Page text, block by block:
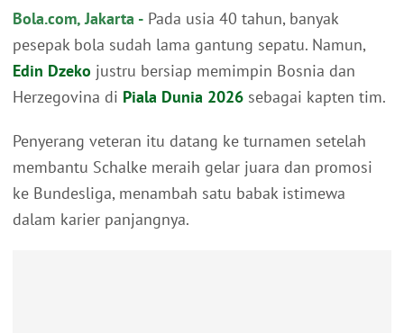
Bola.com, Jakarta - Pada usia 40 tahun, banyak
pesepak bola sudah lama gantung sepatu. Namun,
Edin Dzeko justru bersiap memimpin Bosnia dan
Herzegovina di Piala Dunia 2026 sebagai kapten tim.
Penyerang veteran itu datang ke turnamen setelah
membantu Schalke meraih gelar juara dan promosi
ke Bundesliga, menambah satu babak istimewa
dalam karier panjangnya.